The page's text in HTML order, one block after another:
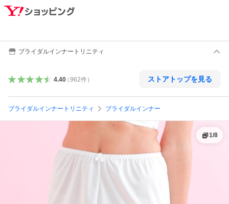
ブライダルインナートリニティ
4.40（962件） ストアトップを見る
ブライダルインナートリニティ ブライダルインナー
1/8